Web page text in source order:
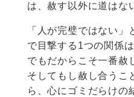
は、赦す以外に道はな
「人が完璧ではない
で目撃する1つの関係
でもだからこそ一番赦
そしてもし赦し合うこ
ら、心にゴミだらけの